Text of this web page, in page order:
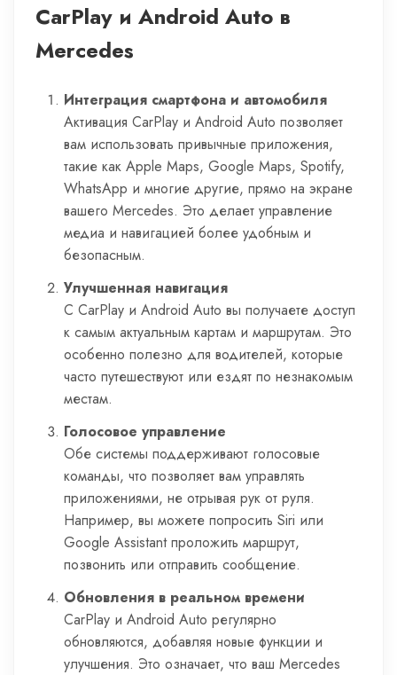
CarPlay и Android Auto в
Mercedes
Интеграция смартфона и автомобиля
Активация CarPlay и Android Auto позволяет
вам использовать привычные приложения,
такие как Apple Maps, Google Maps, Spotify,
WhatsApp и многие другие, прямо на экране
вашего Mercedes. Это делает управление
медиа и навигацией более удобным и
безопасным.
Улучшенная навигация
С CarPlay и Android Auto вы получаете доступ
к самым актуальным картам и маршрутам. Это
особенно полезно для водителей, которые
часто путешествуют или ездят по незнакомым
местам.
Голосовое управление
Обе системы поддерживают голосовые
команды, что позволяет вам управлять
приложениями, не отрывая рук от руля.
Например, вы можете попросить Siri или
Google Assistant проложить маршрут,
позвонить или отправить сообщение.
Обновления в реальном времени
CarPlay и Android Auto регулярно
обновляются, добавляя новые функции и
улучшения. Это означает, что ваш Mercedes